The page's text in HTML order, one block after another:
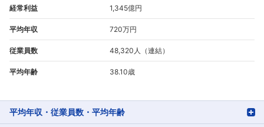
経常利益 1,345億円
平均年収 720万円
従業員数 48,320人（連結）
平均年齢 38.10歳
平均年収・従業員数・平均年齢